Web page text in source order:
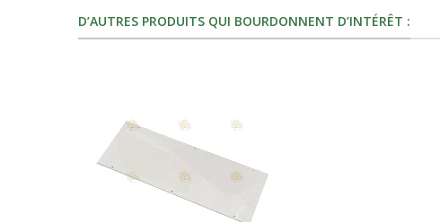
D’AUTRES PRODUITS QUI BOURDONNENT D’INTÉRÊT :